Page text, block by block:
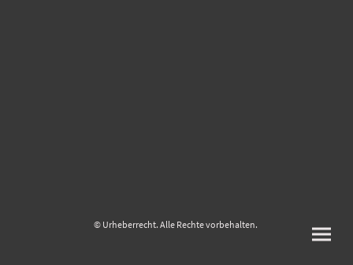
© Urheberrecht. Alle Rechte vorbehalten.